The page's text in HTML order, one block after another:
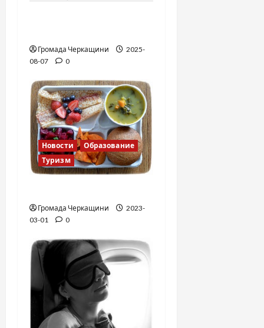
и
с
я
м
Громада Черкащини
2025-
08-07
0
Новости
Образование
Туризм
Громада Черкащини
2023-
03-01
0